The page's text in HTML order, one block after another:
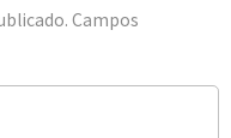
Campos